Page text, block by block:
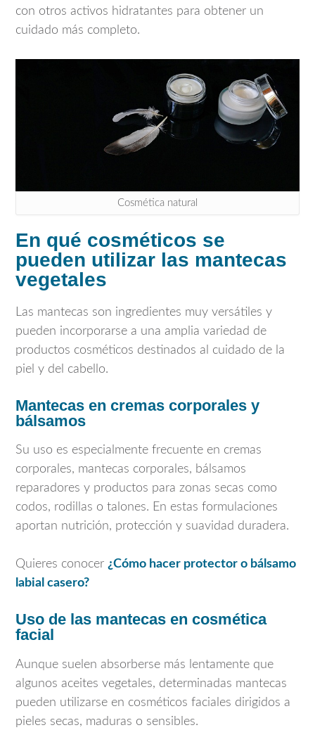
con otros activos hidratantes para obtener un
cuidado más completo.
Cosmética natural
En qué cosméticos se
pueden utilizar las mantecas
vegetales
Las mantecas son ingredientes muy versátiles y
pueden incorporarse a una amplia variedad de
productos cosméticos destinados al cuidado de la
piel y del cabello.
Mantecas en cremas corporales y
bálsamos
Su uso es especialmente frecuente en cremas
corporales, mantecas corporales, bálsamos
reparadores y productos para zonas secas como
codos, rodillas o talones. En estas formulaciones
aportan nutrición, protección y suavidad duradera.
Quieres conocer ¿Cómo hacer protector o bálsamo
labial casero?
Uso de las mantecas en cosmética
facial
Aunque suelen absorberse más lentamente que
algunos aceites vegetales, determinadas mantecas
pueden utilizarse en cosméticos faciales dirigidos a
pieles secas, maduras o sensibles.